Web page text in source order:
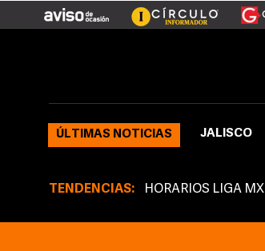
ÚLTIMAS NOTICIAS JALISCO
TENDENCIAS: HORARIOS LIGA MX